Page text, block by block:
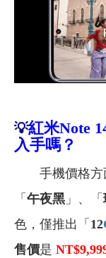
💡紅米Note
入手嗎？
手機價格方
「 午夜黑 」、「
色，僅推出 「 12
售價是